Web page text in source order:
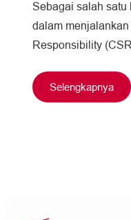
Sebagai salah satu
dalam menjalankan
Responsibility
pohon Mangrove
Selengkapnya